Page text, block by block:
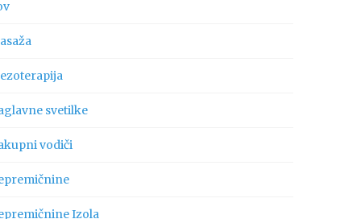
svetilke
vodiči
Izola